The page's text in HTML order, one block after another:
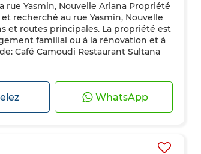
Yasmin, Nouvelle Ariana Propriété
recherché au rue Yasmin, Nouvelle
et routes principales. La propriété est
familial ou à la rénovation et à
Café Camoudi Restaurant Sultana
WhatsApp